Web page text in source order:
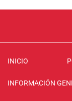
INICIO
INFORMACIÓN